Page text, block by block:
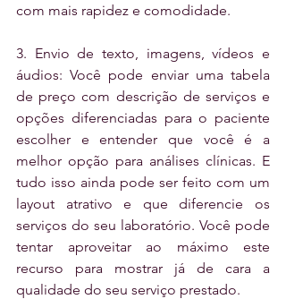
com mais rapidez e comodidade.
3. Envio de texto, imagens, vídeos e
áudios: Você pode enviar uma tabela
de preço com descrição de serviços e
opções diferenciadas para o paciente
escolher e entender que você é a
melhor opção para análises clínicas. E
tudo isso ainda pode ser feito com um
layout atrativo e que diferencie os
serviços do seu laboratório. Você pode
tentar aproveitar ao máximo este
recurso para mostrar já de cara a
qualidade do seu serviço prestado.